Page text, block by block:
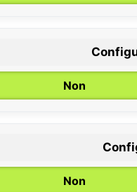
Non
Non